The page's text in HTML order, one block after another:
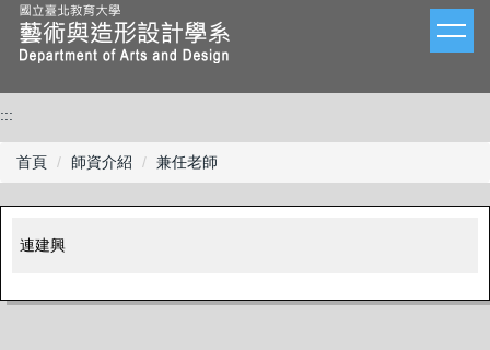
跳
到
主
區
:::
首頁 師資介紹 兼任老師
連建興